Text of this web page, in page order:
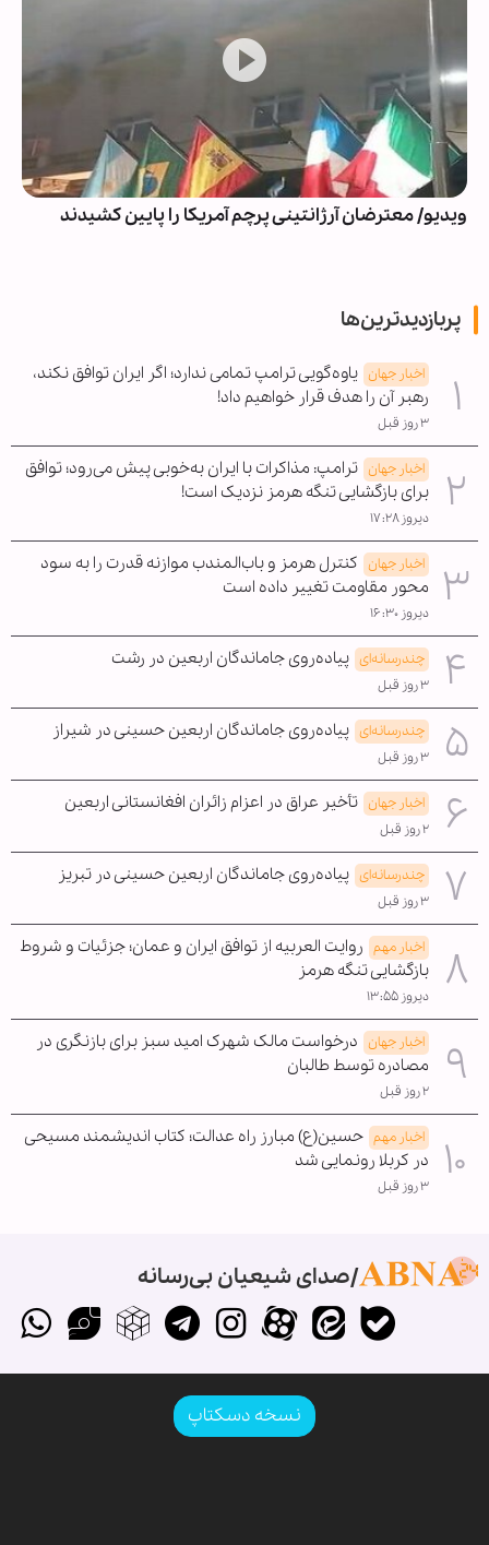
ویدیو/ معترضان آرژانتینی پرچم آمریکا را پایین کشیدند
پربازدیدترین‌ها
اخبار جهان یاوه‌گویی ترامپ تمامی ندارد؛ اگر ایران توافق نکند،
رهبر آن را هدف قرار خواهیم داد!
۳ روز قبل
اخبار جهان ترامپ: مذاکرات با ایران به‌خوبی پیش می‌رود؛ توافق
برای بازگشایی تنگه هرمز نزدیک است!
دیروز ۱۷:۲۸
اخبار جهان کنترل هرمز و باب‌المندب موازنه قدرت را به سود
محور مقاومت تغییر داده است
دیروز ۱۶:۳۰
چندرسانه‌ای پیاده‌روی جاماندگان اربعین در رشت
۳ روز قبل
چندرسانه‌ای پیاده‌روی جاماندگان اربعین حسینی در شیراز
۳ روز قبل
اخبار جهان تأخیر عراق در اعزام زائران افغانستانی اربعین
۲ روز قبل
چندرسانه‌ای پیاده‌روی جاماندگان اربعین حسینی در تبریز
۳ روز قبل
اخبار مهم روایت العربیه از توافق ایران و عمان؛ جزئیات و شروط
بازگشایی تنگه هرمز
دیروز ۱۳:۵۵
اخبار جهان درخواست مالک شهرک امید سبز برای بازنگری در
مصادره توسط طالبان
۲ روز قبل
اخبار مهم حسین(ع) مبارز راه عدالت؛ کتاب اندیشمند مسیحی
در کربلا رونمایی شد
۳ روز قبل
صدای شیعیان بی‌رسانه
نسخه دسکتاپ